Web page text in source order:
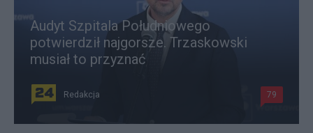
Audyt Szpitala Południowego
potwierdził najgorsze. Trzaskowski
musiał to przyznać
Redakcja 79